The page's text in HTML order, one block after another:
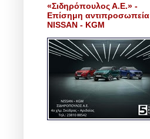
«Σιδηρόπουλος Α.Ε.» -
Επίσημη αντιπροσωπεία
NISSAN - KGM